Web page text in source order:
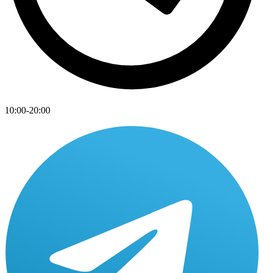
10:00-20:00